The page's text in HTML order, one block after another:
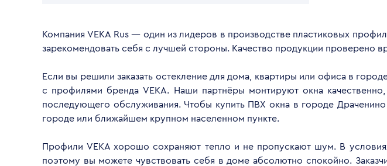
Компания VEKA Rus — один из лидеров в производстве пластиковых
зарекомендовать себя с лучшей стороны. Качество продукции проверено
Если вы решили заказать остекление для дома, квартиры или офиса в
с профилями бренда VEKA. Наши партнёры монтируют окна
последующего обслуживания. Чтобы купить ПВХ окна в городе
городе или ближайшем крупном населенном пункте.
Профили VEKA хорошо сохраняют тепло и не пропускают шум. В
поэтому вы можете чувствовать себя в доме абсолютно спокойно.